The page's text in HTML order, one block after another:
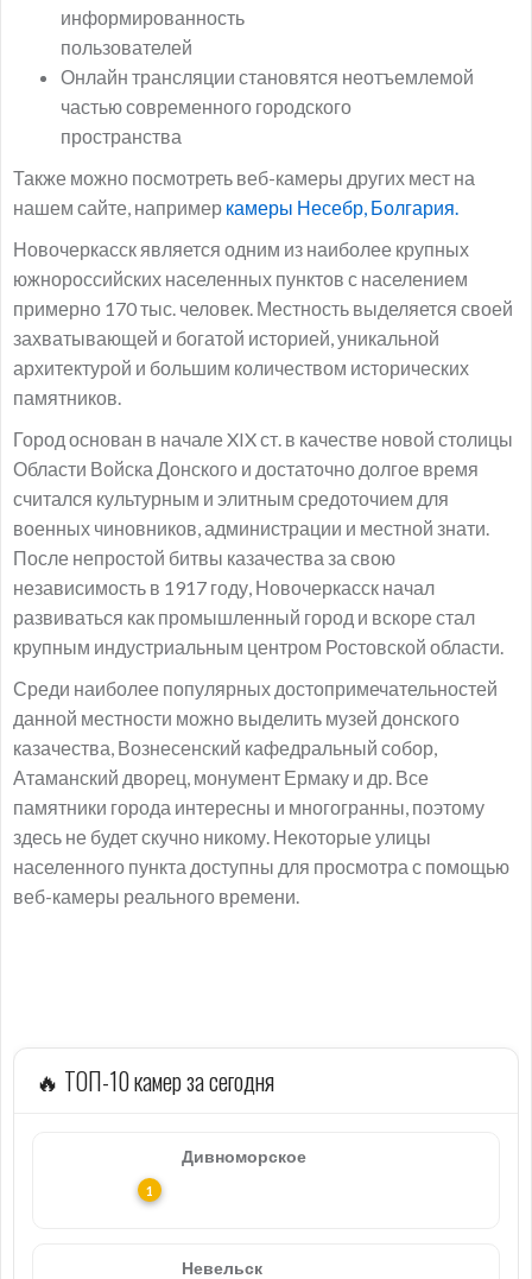
информированность
пользователей
Онлайн трансляции становятся неотъемлемой
частью современного городского
пространства
Также можно посмотреть веб-камеры других мест на
нашем сайте, например камеры Несебр, Болгария.
Новочеркасск является одним из наиболее крупных
южнороссийских населенных пунктов с населением
примерно 170 тыс. человек. Местность выделяется своей
захватывающей и богатой историей, уникальной
архитектурой и большим количеством исторических
памятников.
Город основан в начале XIX ст. в качестве новой столицы
Области Войска Донского и достаточно долгое время
считался культурным и элитным средоточием для
военных чиновников, администрации и местной знати.
После непростой битвы казачества за свою
независимость в 1917 году, Новочеркасск начал
развиваться как промышленный город и вскоре стал
крупным индустриальным центром Ростовской области.
Среди наиболее популярных достопримечательностей
данной местности можно выделить музей донского
казачества, Вознесенский кафедральный собор,
Атаманский дворец, монумент Ермаку и др. Все
памятники города интересны и многогранны, поэтому
здесь не будет скучно никому. Некоторые улицы
населенного пункта доступны для просмотра с помощью
веб-камеры реального времени.
🔥 ТОП-10 камер за сегодня
Дивноморское
Невельск